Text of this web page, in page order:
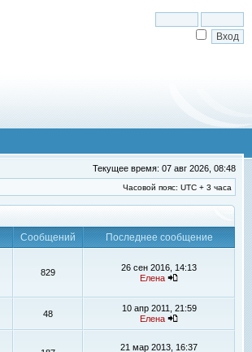
Текущее время: 07 авг 2026, 08:48
Часовой пояс: UTC + 3 часа
Сообщений
Последнее сообщение
829
26 сен 2016, 14:13
Елена
48
10 апр 2011, 21:59
Елена
21 мар 2013, 16:37